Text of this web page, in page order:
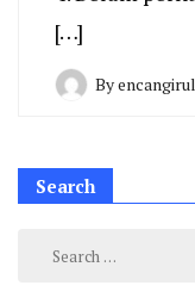
[…]
Byencangirul
Search
Search